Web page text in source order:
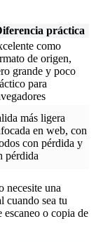
práctica
como
de origen,
grande y poco
para
más ligera
en web, con
con pérdida y
pérdida
necesite una
cuando sea tu
o copia de